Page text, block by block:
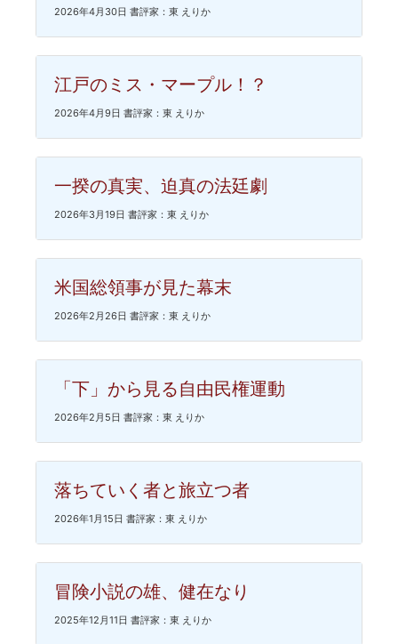
2026年4月30日 書評家：東 えりか
江戸のミス・マープル！？
2026年4月9日 書評家：東 えりか
一揆の真実、迫真の法廷劇
2026年3月19日 書評家：東 えりか
米国総領事が見た幕末
2026年2月26日 書評家：東 えりか
「下」から見る自由民権運動
2026年2月5日 書評家：東 えりか
落ちていく者と旅立つ者
2026年1月15日 書評家：東 えりか
冒険小説の雄、健在なり
2025年12月11日 書評家：東 えりか